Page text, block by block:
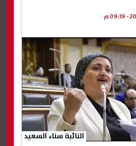
النائبة سناء السعيد